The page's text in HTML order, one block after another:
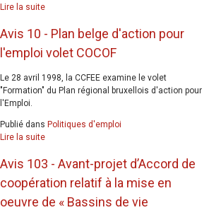
Lire la suite
Avis 10 - Plan belge d'action pour
l'emploi volet COCOF
Le 28 avril 1998, la CCFEE examine le volet
"Formation" du Plan régional bruxellois d'action pour
l'Emploi.
Publié dans Politiques d'emploi
Lire la suite
Avis 103 - Avant-projet d’Accord de
coopération relatif à la mise en
oeuvre de « Bassins de vie